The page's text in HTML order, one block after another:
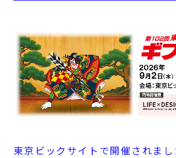
東京ビックサイトで開催されま